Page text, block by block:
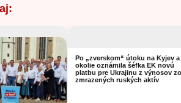
Po „zverskom“ útoku na Kyjev a
okolie oznámila šéfka EK novú
platbu pre Ukrajinu z výnosov zo
zmrazených ruských aktív